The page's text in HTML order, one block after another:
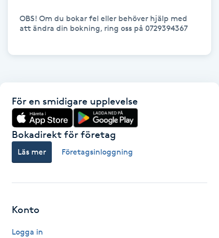
Hot yoga
Hudföryngring
Hudvård
Hyaluronsyra
Hyperhidros
Hårborttagning
OBS! Om du bokar fel eller behöver hjälp med
att ändra din bokning, ring oss på 0729394367
För en smidigare upplevelse
Bokadirekt för företag
Läs mer Företagsinloggning
Konto
Logga in